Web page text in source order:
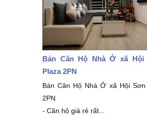
Bán Căn Hộ Nhà Ở xã
Plaza 2PN
Bán Căn Hộ Nhà Ở xã Hội Sơn
2PN
- Căn hộ giá rẻ rất...